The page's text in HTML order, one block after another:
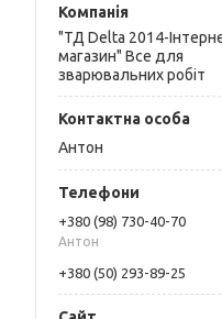
"ТД Delta 2014-
магазин" Все для
зварювальних робіт
Антон
+380 (98) 730-40-70
Антон
+380 (50) 293-89-25